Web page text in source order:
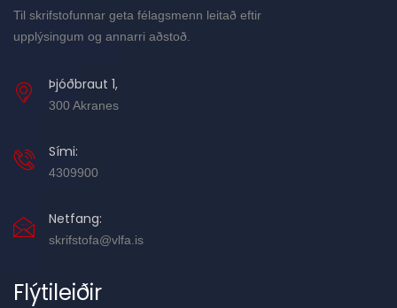
Til skrifstofunnar geta félagsmenn leitað eftir
upplýsingum og annarri aðstoð.
Þjóðbraut 1,
300 Akranes
Sími:
4309900
Netfang:
skrifstofa@vlfa.is
Flýtileiðir